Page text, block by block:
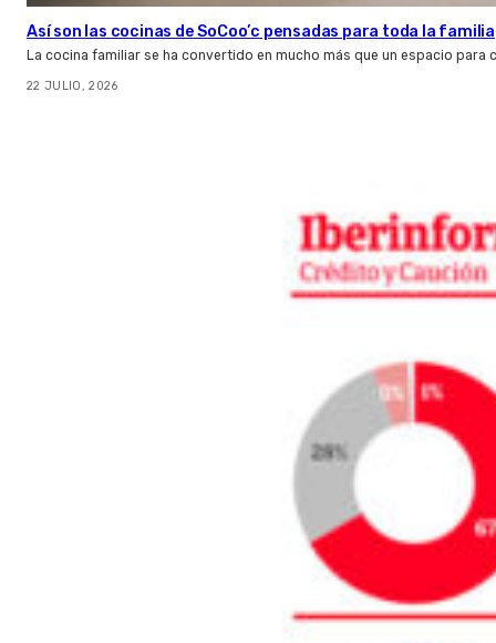
Así son las cocinas de SoCoo’c pensadas para toda la familia
La cocina familiar se ha convertido en mucho más que un espacio para
22 JULIO, 2026